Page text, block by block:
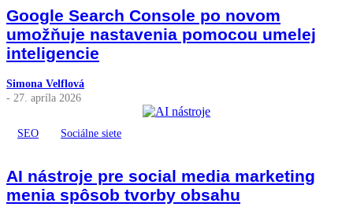
Google Search Console po novom
umožňuje nastavenia pomocou umelej
inteligencie
Simona Velflová
- 27. apríla 2026
SEO Sociálne siete
AI nástroje pre social media marketing
menia spôsob tvorby obsahu